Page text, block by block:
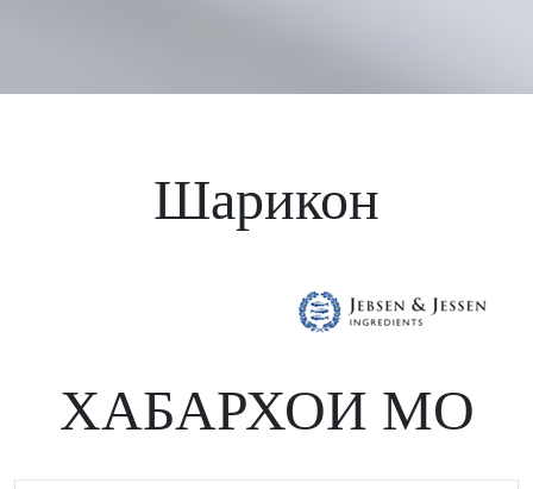
Шарикон
ХАБАРХОИ МО